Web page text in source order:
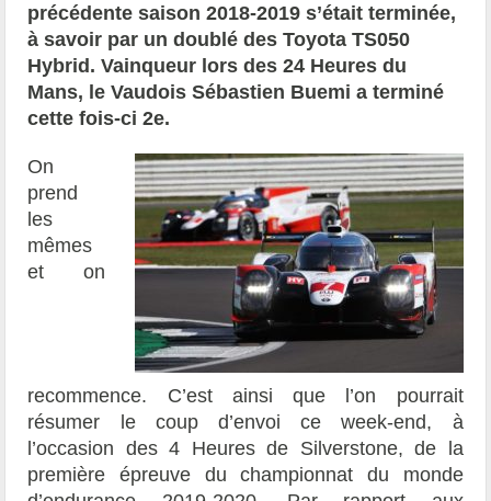
précédente saison 2018-2019 s’était terminée,
à savoir par un doublé des Toyota TS050
Hybrid. Vainqueur lors des 24 Heures du
Mans, le Vaudois Sébastien Buemi a terminé
cette fois-ci 2e.
On
prend
les
mêmes
et on
recommence. C’est ainsi que l’on pourrait
résumer le coup d’envoi ce week-end, à
l’occasion des 4 Heures de Silverstone, de la
première épreuve du championnat du monde